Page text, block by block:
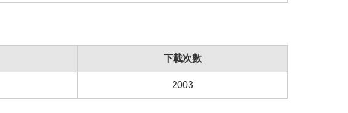
下載次數
2003